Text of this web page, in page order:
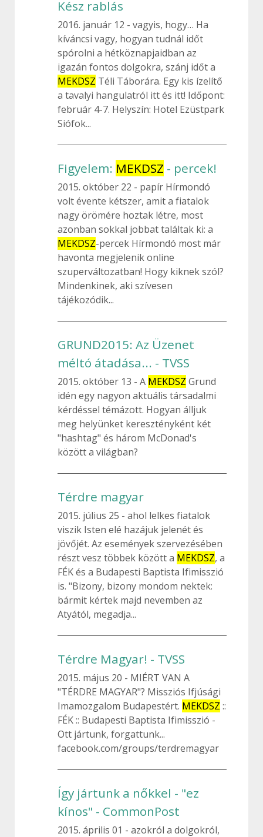
Kész rablás
2016. január 12
vagyis, hogy… Ha
kíváncsi vagy, hogyan tudnál időt
spórolni a hétköznapjaidban az
igazán fontos dolgokra, szánj időt a
MEKDSZ Téli Táborára. Egy kis ízelítő
a tavalyi hangulatról itt és itt! Időpont:
február 4-7. Helyszín: Hotel Ezüstpark
Siófok...
Figyelem: MEKDSZ - percek!
2015. október 22
papír Hírmondó
volt évente kétszer, amit a fiatalok
nagy örömére hoztak létre, most
azonban sokkal jobbat találtak ki: a
MEKDSZ-percek Hírmondó most már
havonta megjelenik online
szuperváltozatban! Hogy kiknek szól?
Mindenkinek, aki szívesen
tájékozódik...
GRUND2015: Az Üzenet
méltó átadása... - TVSS
2015. október 13 A MEKDSZ Grund
idén egy nagyon aktuális társadalmi
kérdéssel témázott. Hogyan álljuk
meg helyünket keresztényként két
"hashtag" és három McDonad's
között a világban?
Térdre magyar
2015. július 25
ahol lelkes fiatalok
viszik Isten elé hazájuk jelenét és
jövőjét. Az események szervezésében
részt vesz többek között a MEKDSZ, a
FÉK és a Budapesti Baptista Ifimisszió
is. "Bizony, bizony mondom nektek:
bármit kértek majd nevemben az
Atyától, megadja...
Térdre Magyar! - TVSS
2015. május 20
MIÉRT VAN A
"TÉRDRE MAGYAR"? Missziós Ifjúsági
Imamozgalom Budapestért. MEKDSZ ::
FÉK :: Budapesti Baptista Ifimisszió -
Ott jártunk, forgattunk...
facebook.com/groups/terdremagyar
Így jártunk a nőkkel - "ez
kínos" - CommonPost
2015. április 01
azokról a dolgokról,